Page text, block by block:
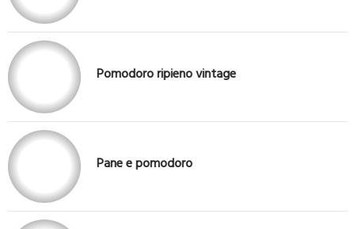
Pomodoro ripieno vintage
Pane e pomodoro